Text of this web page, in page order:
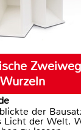
der
Licht der Welt.